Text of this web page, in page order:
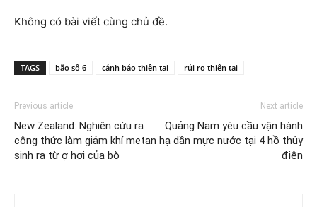
Không có bài viết cùng chủ đề.
TAGS bão số 6 cảnh báo thiên tai rủi ro thiên tai
Previous article
New Zealand: Nghiên cứu ra
công thức làm giảm khí metan
sinh ra từ ợ hơi của bò
Next article
Quảng Nam yêu cầu vận hành
hạ dần mực nước tại 4 hồ thủy
điện